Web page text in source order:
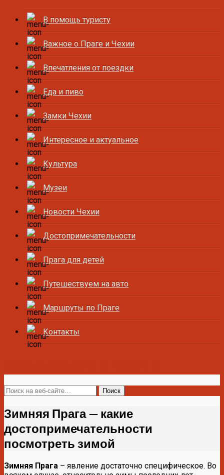
В помощь туристу
Важное о Праге и Чехии
Впечатления от поездки
Еда и пиво
Замки Чехии
Интересное и актуальное
Культура
Музеи
Новости Чехии
Достопримечательности
Прага для детей
Путешествуем на авто
Маршруты по Праге
Контакты
Зимняя Прага — какие
достопримечательности
посмотреть зимой
Зимняя Прага – явление достаточно специфическое. Во